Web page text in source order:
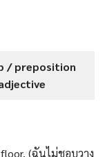
/ preposition
(ฉันไม่ชอบวาง